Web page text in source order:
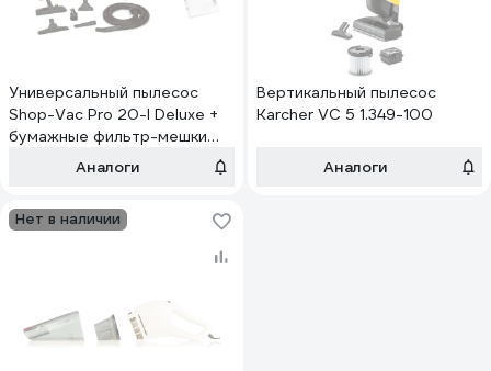
Универсальный пылесос
Shop-Vac Pro 20-I Deluxe +
бумажные фильтр-мешки
(20/30 л) 2 упаковки по 5 шт.
Аналоги
Вертикальный пылесос
Karcher VC 5 1.349-100
Аналоги
Нет в наличии